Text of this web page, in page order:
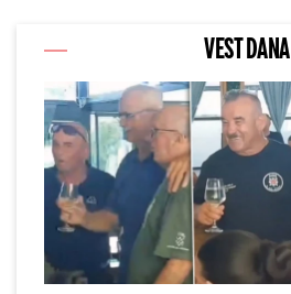
VEST DANA